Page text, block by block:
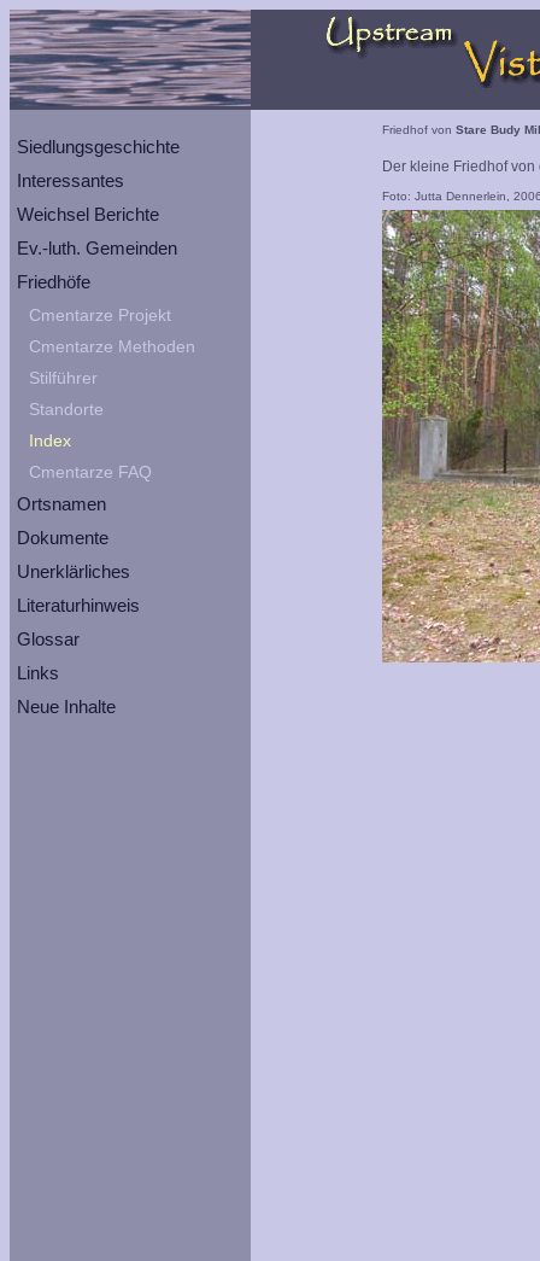
Siedlungsgeschichte
Interessantes
Weichsel Berichte
Ev.-luth. Gemeinden
Friedhöfe
Cmentarze Projekt
Cmentarze Methoden
Stilführer
Standorte
Index
Cmentarze FAQ
Ortsnamen
Dokumente
Unerklärliches
Literaturhinweis
Glossar
Links
Neue Inhalte
Friedhof von Stare Budy Mil
Der kleine Friedhof
Foto: Jutta Dennerlein,